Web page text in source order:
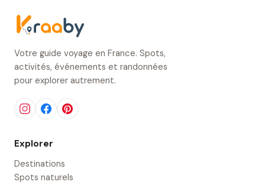
Votre guide voyage en France. Spots,
activités, événements et randonnées
pour explorer autrement.
Explorer
Destinations
Spots naturels